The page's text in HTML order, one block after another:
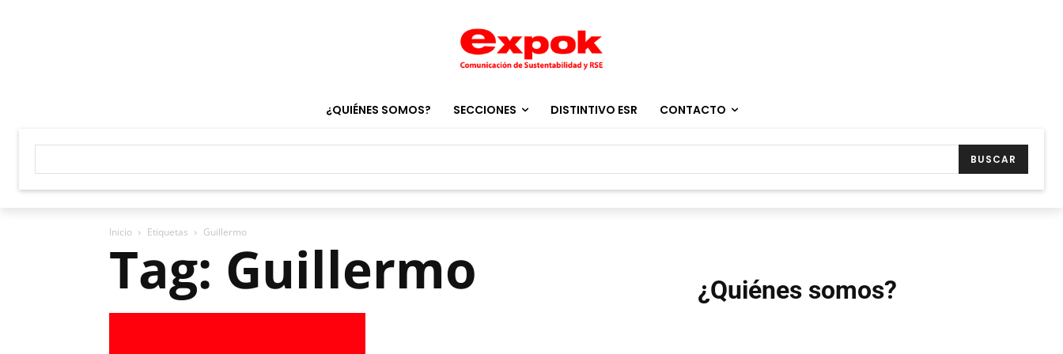
¿QUIÉNES SOMOS? SECCIONES DISTINTIVO ESR CONTACTO
BUSCAR
Inicio Etiquetas Guillermo
Tag: Guillermo ¿Quiénes somos?